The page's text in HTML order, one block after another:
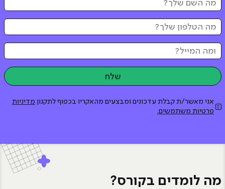
אני מאשר/ת קבלת עדכונים ומבצעים מהאקריו בכפוף לתקנוןמדיניות
פרטיות משתמשים.
מה לומדים בקורס?